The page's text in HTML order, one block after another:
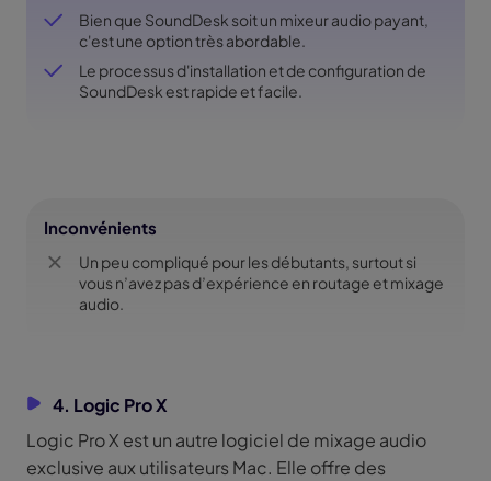
Bien que SoundDesk soit un mixeur audio payant,
c'est une option très abordable.
Le processus d'installation et de configuration de
SoundDesk est rapide et facile.
Inconvénients
Un peu compliqué pour les débutants, surtout si
vous n’avez pas d’expérience en routage et mixage
audio.
4. Logic Pro X
Logic Pro X est un autre logiciel de mixage audio
exclusive aux utilisateurs Mac. Elle offre des